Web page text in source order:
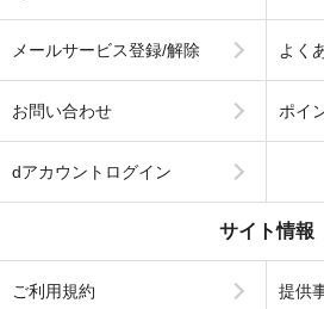
メールサービス登録/解除 よく
お問い合わせ ポイ
dアカウントログイン
サイト情報
ご利用規約 提供